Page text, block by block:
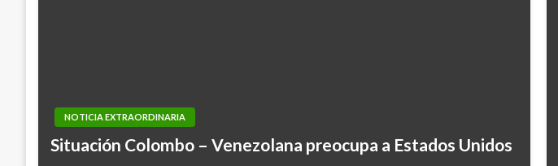
NOTICIA EXTRAORDINARIA
Situación Colombo – Venezolana preocupa a Estados Unidos